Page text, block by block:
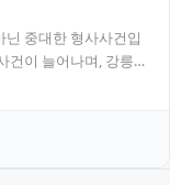
중대한 형사사건입
건이 늘어나며, 강릉